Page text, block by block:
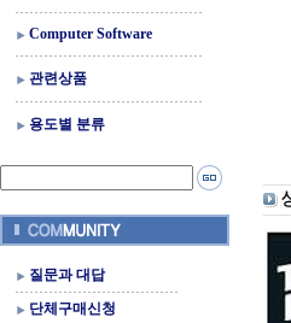
Computer Software
관련상품
용도별 분류
질문과 대답
단체구매신청